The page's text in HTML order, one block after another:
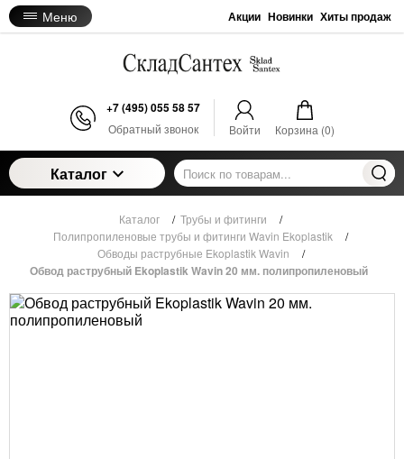
Меню Акции Новинки Хиты продаж
+7 (495) 055 58 57
Обратный звонок Войти Корзина (0)
Каталог
Каталог / Трубы и фитинги
/
Полипропиленовые трубы и фитинги Wavin Ekoplastik
/
Обводы раструбные Ekoplastik Wavin
/
Обвод раструбный Ekoplastik Wavin 20 мм. полипропиленовый